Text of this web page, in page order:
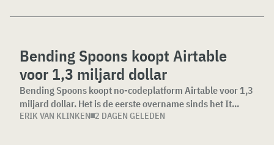
Bending Spoons koopt Airtable
voor 1,3 miljard dollar
Bending Spoons koopt no-codeplatform Airtable voor 1,3
miljard dollar. Het is de eerste overname sinds het It...
ERIK VAN KLINKEN 2 DAGEN GELEDEN